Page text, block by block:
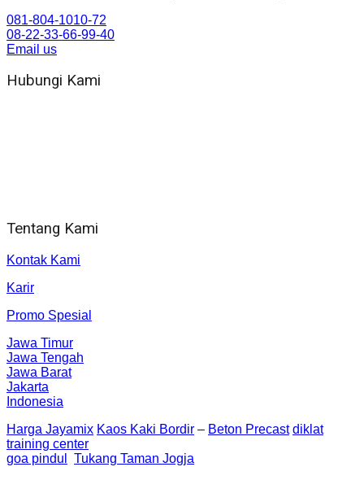
081-804-1010-72
08-22-33-66-99-40
Email us
Hubungi Kami
Tentang Kami
Kontak Kami
Karir
Promo Spesial
Jawa Timur
Jawa Tengah
Jawa Barat
Jakarta
Indonesia
Harga Jayamix Kaos Kaki Bordir – Beton Precast diklat
training center
goa pindul
Tukang Taman Jogja